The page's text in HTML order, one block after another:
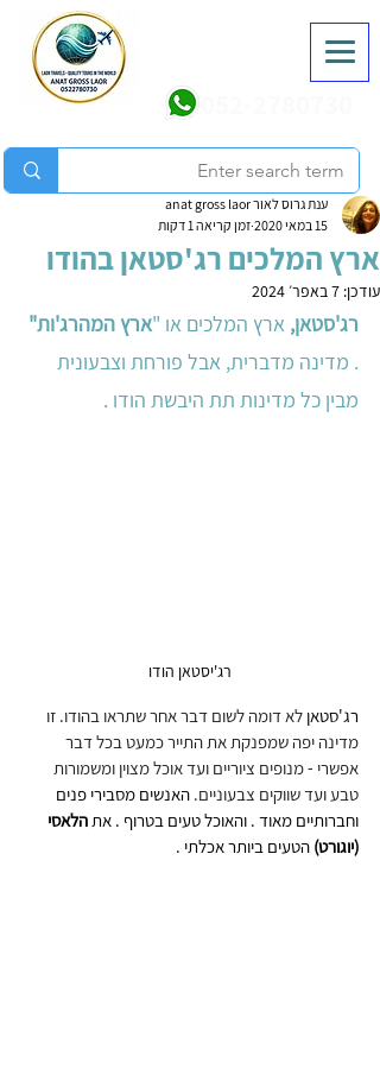
ארץ המלכים רג'סטאן בהודו
ענת גרוס לאור anat gross laor
15 במאי 2020
זמן קריאה 1 דקות
עודכן: 7 באפר׳ 2024
רג'סטאן, ארץ המלכים או "ארץ המהרג'ות"
. מדינה מדברית, אבל פורחת וצבעונית
מבין כל מדינות תת היבשת הודו .
רג'יסטאן הודו
רג'סטאן לא דומה לשום דבר אחר שתראו בהודו. זו
מדינה יפה שמפנקת את התייר כמעט בכל דבר
אפשרי - מנופים ציוריים ועד אוכל מצוין ומשמורות
טבע ועד שווקים צבעוניים. האנשים מסבירי פנים
וחברותיים מאוד . והאוכל טעים בטרוף . את הלאסי
(יוגורט) הטעים ביותר אכלתי .